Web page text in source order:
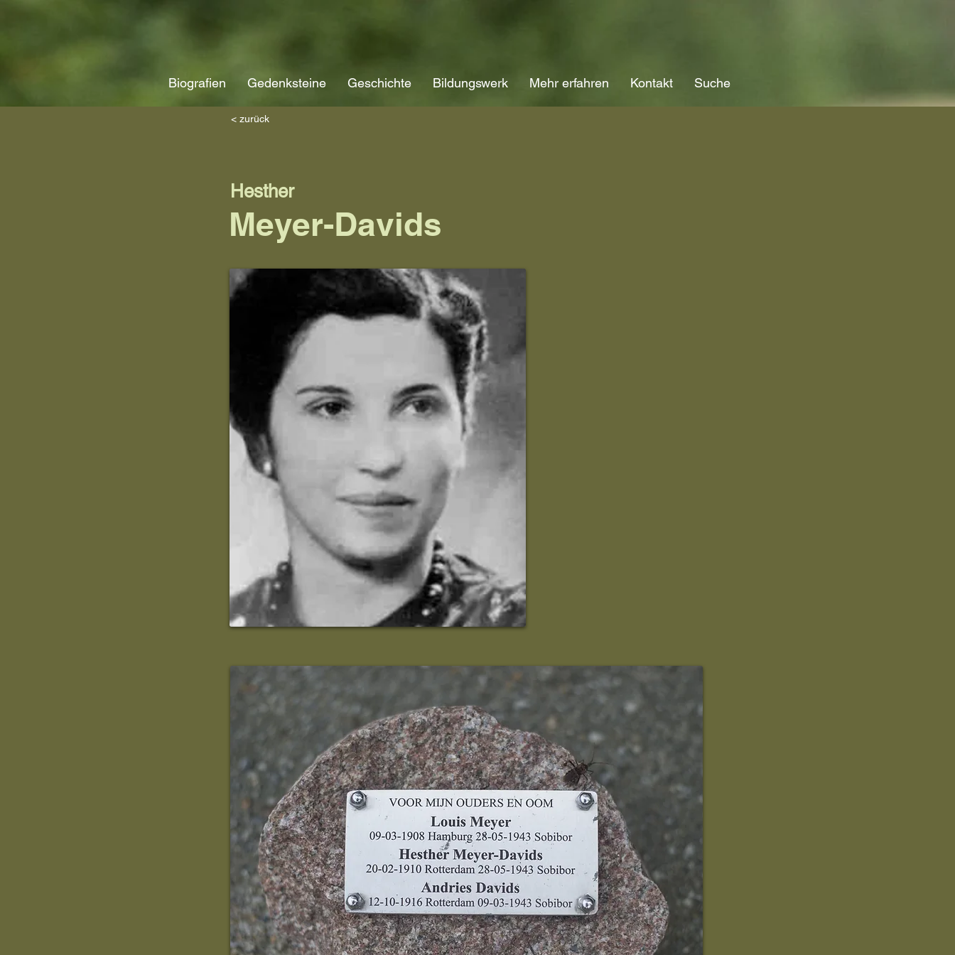
Biografien Gedenksteine Geschichte Bildungswerk Mehr erfahren Kontakt Suche
< zurück
Meyer-Davids
Hesther